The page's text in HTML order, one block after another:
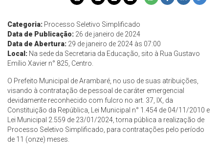
Categoria: Processo Seletivo Simplificado
Data de Publicação: 26 de janeiro de 2024
Data de Abertura: 29 de janeiro de 2024 às 07:00
Local: Na sede da Secretaria da Educação, sito à Rua Gustavo
Emílio Xavier n° 825, Centro.
O Prefeito Municipal de Arambaré, no uso de suas atribuições,
visando à contratação de pessoal de caráter emergencial
devidamente reconhecido com fulcro no art. 37, IX, da
Constituição da República, Lei Municipal n° 1.454 de 04/11/2010 e
Lei Municipal 2.559 de 23/01/2024, torna pública a realização de
Processo Seletivo Simplificado, para contratações pelo período
de 11 (onze) meses.